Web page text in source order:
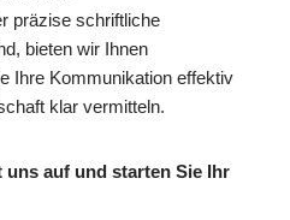
präzise schriftliche
bieten wir Ihnen
Ihre Kommunikation effektiv
klar vermitteln.
uns auf und starten Sie Ihr